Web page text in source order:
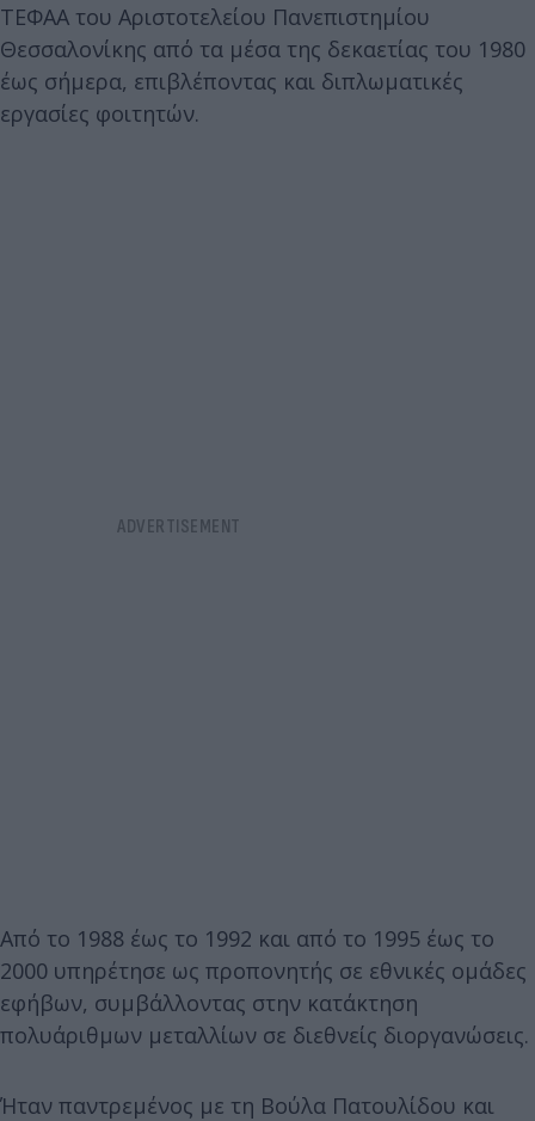
ΤΕΦΑΑ του Αριστοτελείου Πανεπιστημίου
Θεσσαλονίκης από τα μέσα της δεκαετίας του 1980
έως σήμερα, επιβλέποντας και διπλωματικές
εργασίες φοιτητών.
Από το 1988 έως το 1992 και από το 1995 έως το
2000 υπηρέτησε ως προπονητής σε εθνικές ομάδες
εφήβων, συμβάλλοντας στην κατάκτηση
πολυάριθμων μεταλλίων σε διεθνείς διοργανώσεις.
Ήταν παντρεμένος με τη Βούλα Πατουλίδου και